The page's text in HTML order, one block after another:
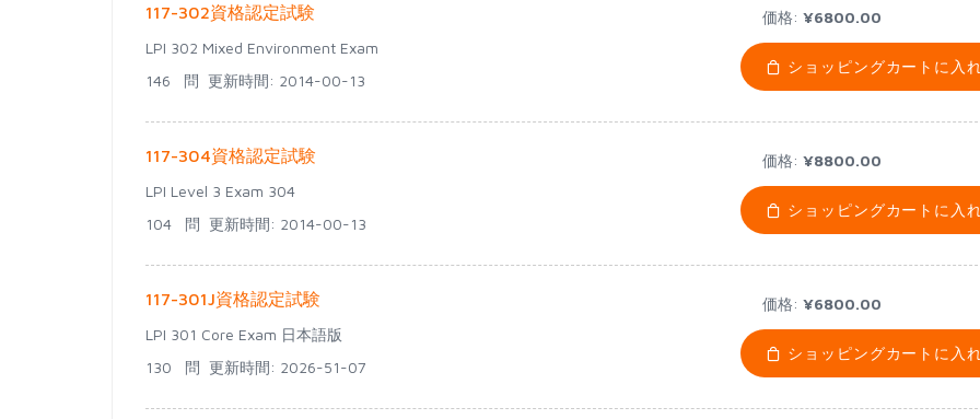
117-302資格認定試験
LPI 302 Mixed Environment Exam
146 問 更新時間: 2014-00-13
価格: ¥6800.00
ショッピングカートに入
117-304資格認定試験
LPI Level 3 Exam 304
104 問 更新時間: 2014-00-13
価格: ¥8800.00
ショッピングカートに入
117-301J資格認定試験
LPI 301 Core Exam 日本語版
130 問 更新時間: 2026-51-07
価格: ¥6800.00
ショッピングカートに入